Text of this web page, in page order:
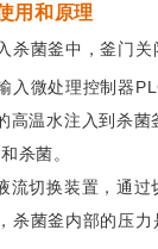
用和原理
菌釜中，釜门关
微处理控制器
温水注入到杀菌
杀菌。
切换装置，通过
菌釜内部的压力